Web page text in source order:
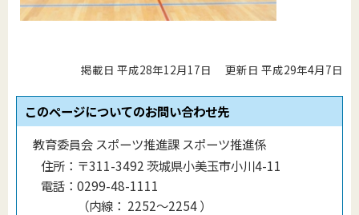
掲載日 平成28年12月17日 更新日 平成29年4月7日
このページについてのお問い合わせ先
教育委員会 スポーツ推進課 スポーツ推進係
住所： 〒311-3492 茨城県小美玉市小川4-11
電話： 0299-48-1111
（内線 ： 2252～2254）